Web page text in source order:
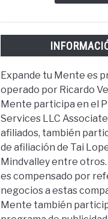
Expande tu Mente es
operado por Ricardo
Mente participa en el
Services LLC
afiliados, también
de afiliación de Tai
Mindvalley entre
es compensado por
negocios a estas
Mente también